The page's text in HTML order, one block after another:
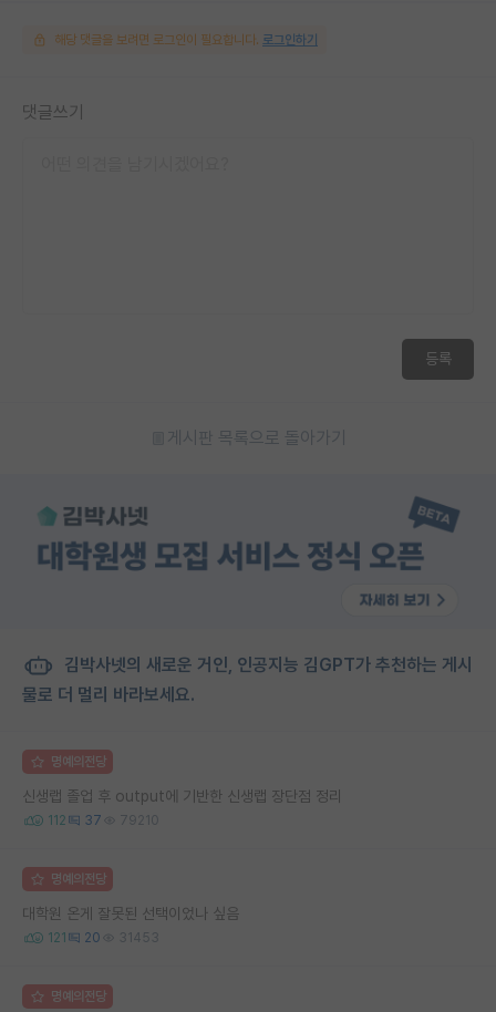
해당 댓글을 보려면 로그인이 필요합니다. 로그인하기
댓글쓰기
등록
게시판 목록으로 돌아가기
김박사넷의 새로운 거인, 인공지능 김GPT가 추천하는 게시
물로 더 멀리 바라보세요.
명예의전당
신생랩 졸업 후 output에 기반한 신생랩 장단점 정리
112 37 79210
명예의전당
대학원 온게 잘못된 선택이었나 싶음
121 20 31453
명예의전당